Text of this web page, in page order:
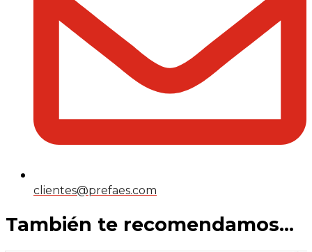
clientes@prefaes.com
También te recomendamos…